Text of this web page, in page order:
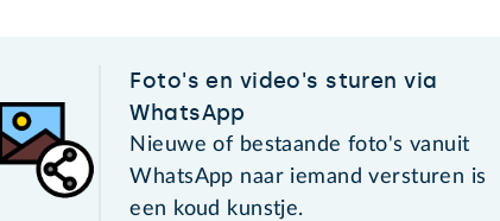
Foto's en video's sturen via
WhatsApp
Nieuwe of bestaande foto's vanuit
WhatsApp naar iemand versturen is
een koud kunstje.